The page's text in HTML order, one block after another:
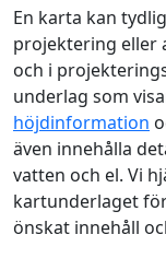
En karta kan
projektering eller
och i
underlag som
höjdinformation
även innehålla
vatten och el. Vi
kartunderlaget
önskat innehåll